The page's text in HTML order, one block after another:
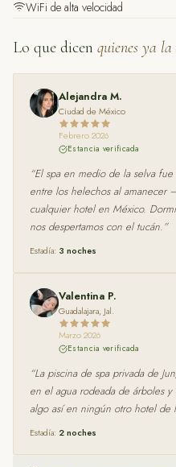
WiFi de alta velocidad
Lo que dicen quienes ya
Alejandra M.
Ciudad de México
Febrero 2026
Estancia verificada
“El spa en medio de la selva
entre los helechos al amanecer
cualquier hotel en México.
nos despertamos con el tucán.”
Estadía: 3 noches
Valentina P.
Guadalajara, Jal.
Marzo 2026
Estancia verificada
“La piscina de spa privada de
en el agua rodeada de árboles
algo así en ningún otro hotel de
Estadía: 2noches